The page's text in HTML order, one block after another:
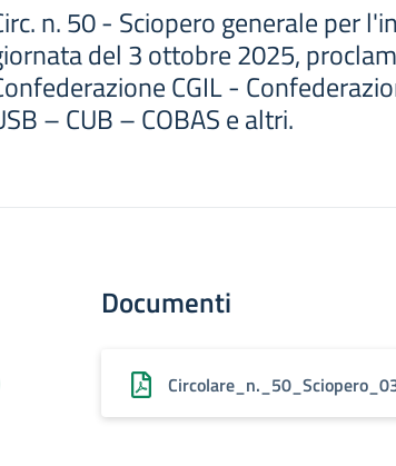
n. 50 - Sciopero generale per
del 3 ottobre 2025,
CGIL -
– CUB – COBAS e altri.
Documenti